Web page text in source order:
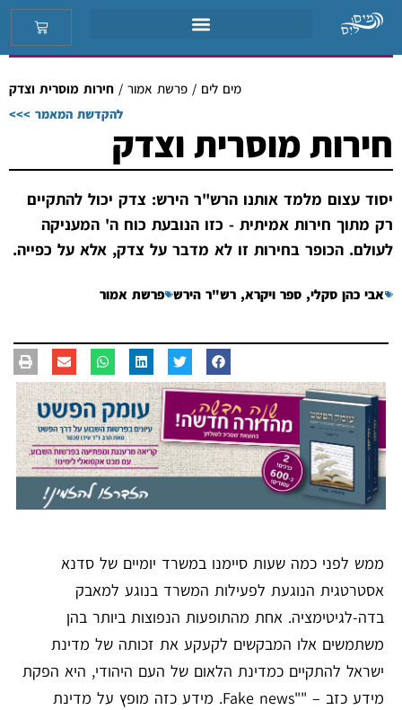
מים לים / פרשת אמור / חירות מוסרית וצדק
להקדשת המאמר >>>
חירות מוסרית וצדק
יסוד עצום מלמד אותנו הרש"ר הירש: צדק יכול להתקיים
רק מתוך חירות אמיתית - כזו הנובעת כוח ה' המעניקה
לעולם. הכופר בחירות זו לא מדבר על צדק, אלא על כפייה.
אבי כהן סקלי, ספר ויקרא, רש"ר הירש פרשת אמור
ממש לפני כמה שעות סיימנו במשרד יומיים של סדנא
אסטרטגית הנוגעת לפעילות המשרד בנוגע למאבק
בדה-לגיטימציה. אחת מהתופעות הנפוצות ביותר בהן
משתמשים אלו המבקשים לקעקע את זכותה של מדינת
ישראל להתקיים כמדינת הלאום של העם היהודי, היא הפקת
מידע כזב – ""Fake news. מידע כזה מופץ על מדינת